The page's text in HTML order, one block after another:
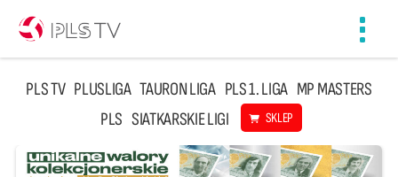
PLS TV PLUSLIGA TAURON LIGA PLS 1. LIGA MP MASTERS
PLS SIATKARSKIE LIGI SKLEP